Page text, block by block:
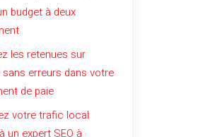
budget à deux
les retenues sur
sans erreurs dans votre
de paie
votre trafic local
un expert SEO à